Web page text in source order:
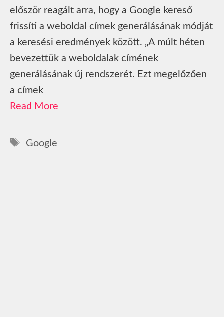
először reagált arra, hogy a Google kereső
frissíti a weboldal címek generálásának módját
a keresési eredmények között. „A múlt héten
bevezettük a weboldalak címének
generálásának új rendszerét. Ezt megelőzően
a címek
Read More
Címkék
Google